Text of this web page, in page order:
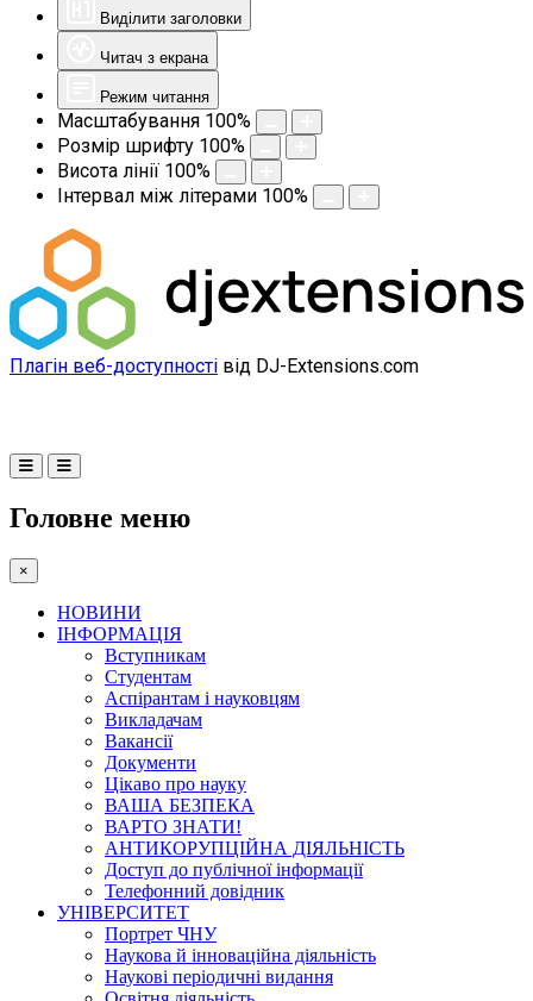
Виділити заголовки
Читач з екрана
Режим читання
Масштабування 100%
Розмір шрифту 100%
Висота лінії 100%
Інтервал між літерами 100%
Плагін веб-доступності від DJ-Extensions.com
Головне меню
×
НОВИНИ
ІНФОРМАЦІЯ
Вступникам
Студентам
Аспірантам і науковцям
Викладачам
Вакансії
Документи
Цікаво про науку
ВАША БЕЗПЕКА
ВАРТО ЗНАТИ!
АНТИКОРУПЦІЙНА ДІЯЛЬНІСТЬ
Доступ до публічної інформації
Телефонний довідник
УНІВЕРСИТЕТ
Портрет ЧНУ
Наукова й інноваційна діяльність
Наукові періодичні видання